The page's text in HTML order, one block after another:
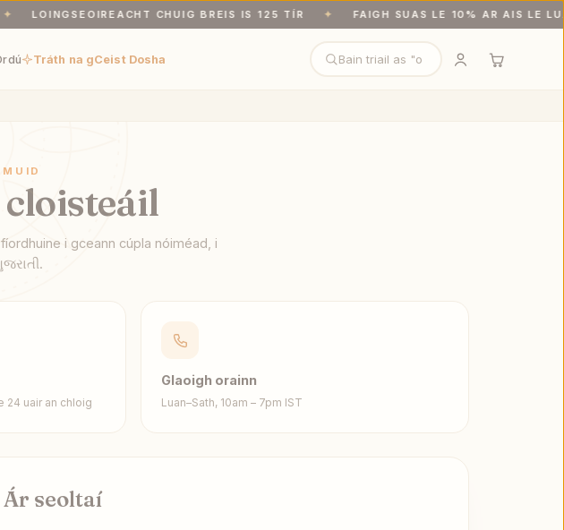
LOINGSEOIREACHT CHUIG BREIS IS 125 TÍR FAIGH SUAS LE 10% AR AIS LE
Tráth na gCeist Dosha
i gceann cúpla nóiméad, i
24 uair an chloig
Glaoigh orainn
Luan–Sath, 10am – 7pm IST
Ár seoltaí